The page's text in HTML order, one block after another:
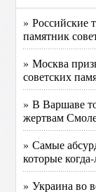
» Российские
памятник
» Москва
советских
» В Варшаве
жертвам
» Самые
которые
» Украина во